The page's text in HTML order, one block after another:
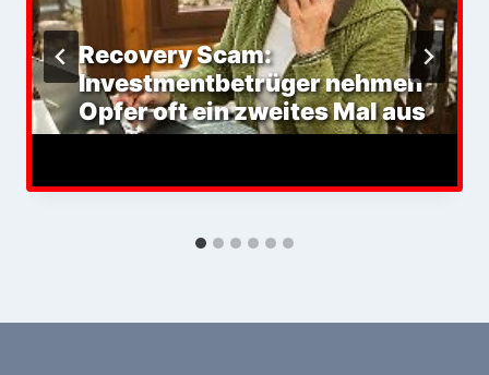
Recovery Scam:
Investmentbetrüger nehmen
Opfer oft ein zweites Mal aus